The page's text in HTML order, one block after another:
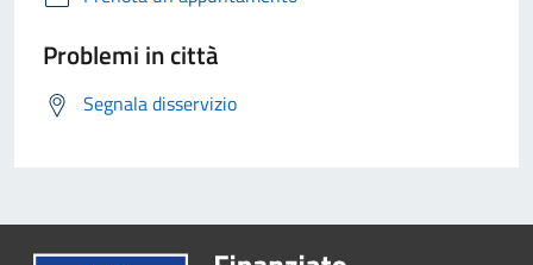
Problemi in città
Segnala disservizio